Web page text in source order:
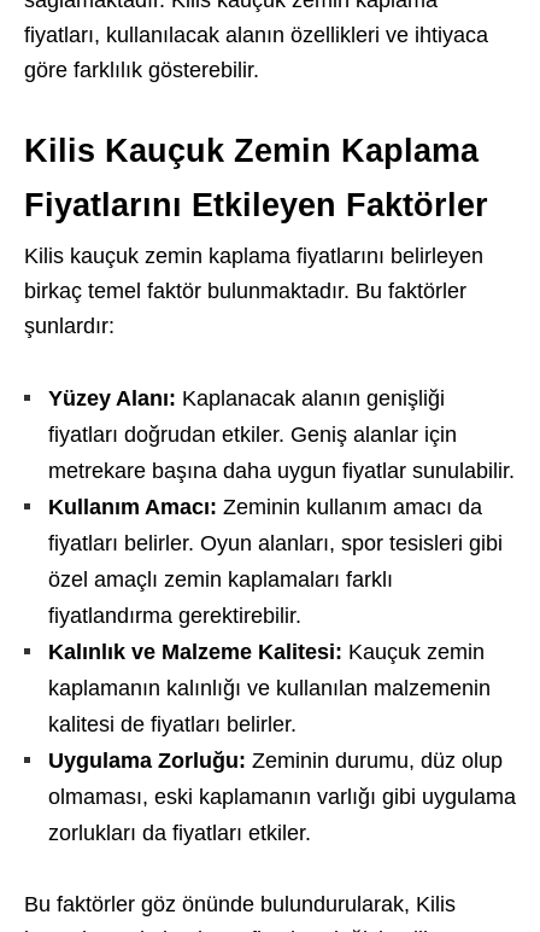
fiyatları, kullanılacak alanın özellikleri ve ihtiyaca
göre farklılık gösterebilir.
Kilis Kauçuk Zemin Kaplama
Fiyatlarını Etkileyen Faktörler
Kilis kauçuk zemin kaplama fiyatlarını belirleyen
birkaç temel faktör bulunmaktadır. Bu faktörler
şunlardır:
Yüzey Alanı: Kaplanacak alanın genişliği
fiyatları doğrudan etkiler. Geniş alanlar için
metrekare başına daha uygun fiyatlar sunulabilir.
Kullanım Amacı: Zeminin kullanım amacı da
fiyatları belirler. Oyun alanları, spor tesisleri gibi
özel amaçlı zemin kaplamaları farklı
fiyatlandırma gerektirebilir.
Kalınlık ve Malzeme Kalitesi: Kauçuk zemin
kaplamanın kalınlığı ve kullanılan malzemenin
kalitesi de fiyatları belirler.
Uygulama Zorluğu: Zeminin durumu, düz olup
olmaması, eski kaplamanın varlığı gibi uygulama
zorlukları da fiyatları etkiler.
Bu faktörler göz önünde bulundurularak, Kilis